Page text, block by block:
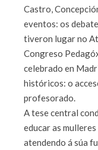
Castro,
eventos: os
tiveron lugar no
Congreso
celebrado en
históricos: o
profesorado.
A tese central
educar as
atendendo á súa